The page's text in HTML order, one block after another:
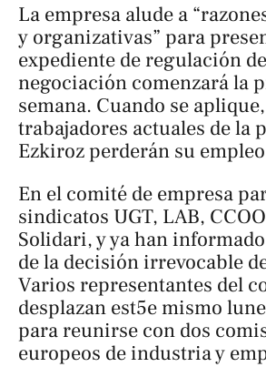
La empresa alude a
y organizativas” para
expediente de regulación
negociación comenzará la
semana. Cuando se
trabajadores actuales de la
Ezkiroz perderán su
En el comité de empresa
sindicatos UGT, LAB,
Solidari, y ya han
de la decisión irrevocable
Varios representantes del
desplazan est5e mismo
para reunirse con dos
europeos de industria y